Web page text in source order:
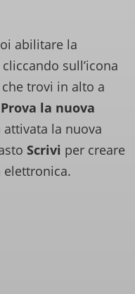
abilitare la
cliccando sull’icona
trovi in alto a
Prova la nuova
attivata la nuova
Scrivi per creare
elettronica.